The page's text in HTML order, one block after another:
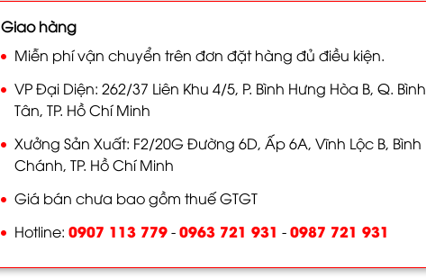
Giao hàng
Miễn phí vận chuyển trên đơn đặt hàng đủ điều kiện.
VP Đại Diện: 262/37 Liên Khu 4/5, P. Bình Hưng Hòa B, Q. Bình
Tân, TP. Hồ Chí Minh
Xưởng Sản Xuất: F2/20G Đường 6D, Ấp 6A, Vĩnh Lộc B, Bình
Chánh, TP. Hồ Chí Minh
Giá bán chưa bao gồm thuế GTGT
Hotline: 0907 113 779-0963 721 931 -0987 721 931